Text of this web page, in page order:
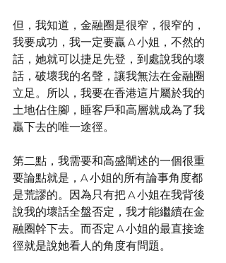
但，我知道，金融圈是很窄，很窄的，
我要成功，我一定要贏 A 小姐，不然的
話，她就可以捷足先登，到處說我的壞
話，破壞我的名聲，讓我無法在金融圈
立足。所以，我要在香港這片屬於我的
土地佔住腳，睡客戶和高層就成為了我
贏下去的唯一途徑。
第二點，我需要和高盛闡述的一個很重
要論點就是，A 小姐的所有論事角度都
是荒謬的。因為只有把 A 小姐在我背後
說我的壞話全盤否定，我才能繼續在金
融圈幹下去。而否定 A 小姐的最直接途
徑就是說她看人的角度有問題。